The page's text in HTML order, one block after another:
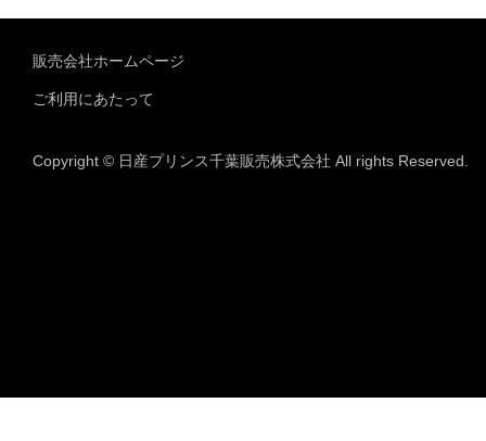
販売会社ホームページ
ご利用にあたって
Copyright © 日産プリンス千葉販売株式会社 All rights Reserved.